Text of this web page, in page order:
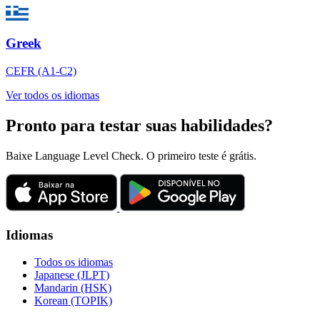
Greek
CEFR (A1-C2)
Ver todos os idiomas
Pronto para testar suas habilidades?
Baixe Language Level Check. O primeiro teste é grátis.
Idiomas
Todos os idiomas
Japanese (JLPT)
Mandarin (HSK)
Korean (TOPIK)